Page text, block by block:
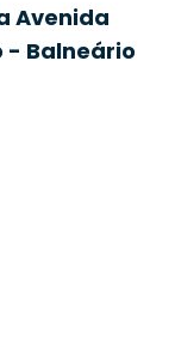
Avenida
- Balneário